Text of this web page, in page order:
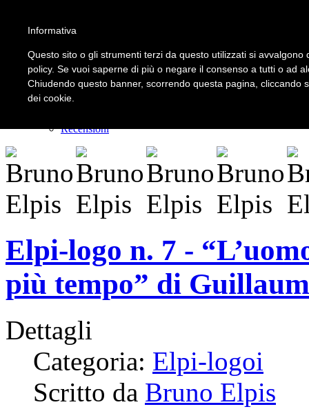
LOGIN | REGISTER
Home
Il carnevale dei delitti
Recensioni
Elpi-logo n. 7 -
più tempo” di
Dettagli
Categoria: Elpi-logoi
Scritto da Bruno Elpis
Informativa
Questo sito o gli strumenti terzi da questo utilizzati si
policy. Se vuoi saperne di più o negare il consenso a tutti o ad
Chiudendo questo banner, scorrendo questa pagina, cliccando
dei cookie.